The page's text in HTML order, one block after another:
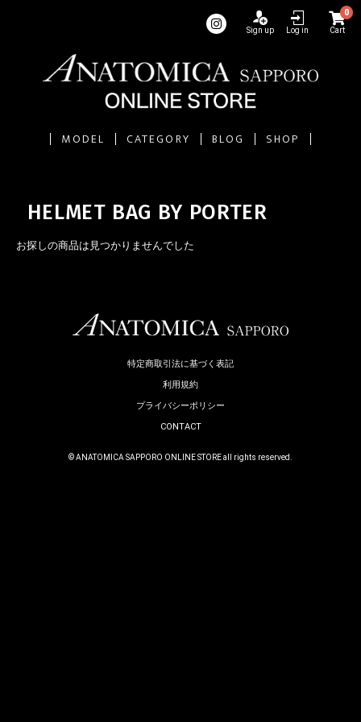
Sign up Log in
0
Cart
MODEL CATEGORY BLOG SHOP
HELMET BAG BY PORTER
お探しの商品は見つかりませんでした
特定商取引法に基づく表記
利用規約
プライバシーポリシー
CONTACT
© ANATOMICA SAPPORO ONLINE STORE all rights reserved.